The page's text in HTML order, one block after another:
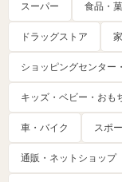
スーパー 食品・
ドラッグストア
ショッピングセンター
キッズ・ベビー・おも
車・バイク スポ
通販・ネットショップ